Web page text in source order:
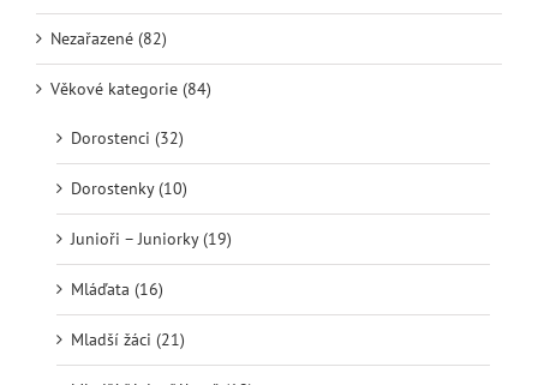
Nezařazené (82)
Věkové kategorie (84)
Dorostenci (32)
Dorostenky (10)
Junioři – Juniorky (19)
Mláďata (16)
Mladší žáci (21)